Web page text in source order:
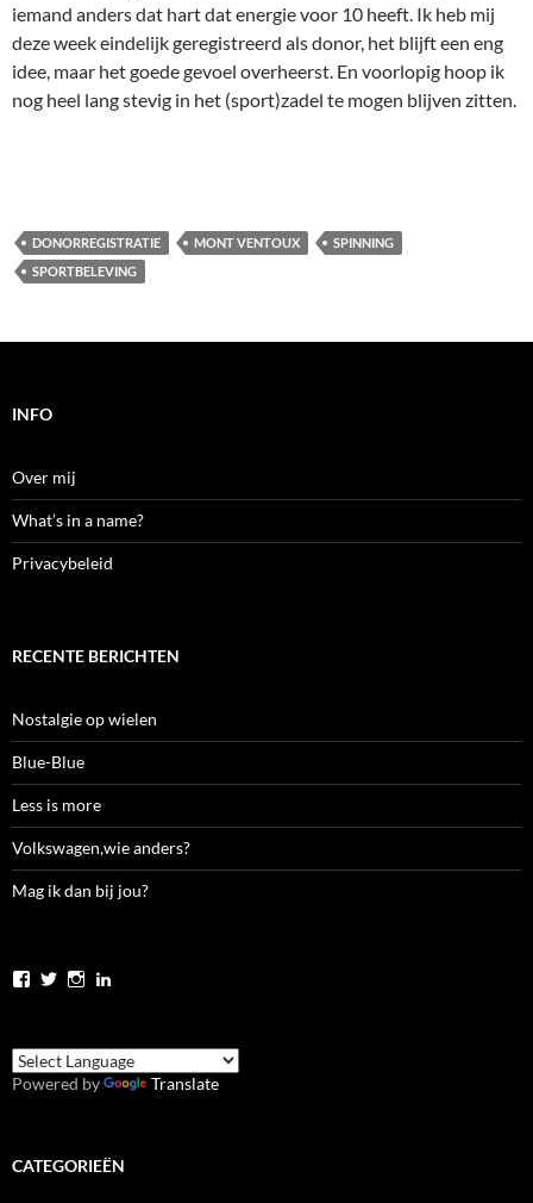
iemand anders dat hart dat energie voor 10 heeft. Ik heb mij
deze week eindelijk geregistreerd als donor, het blijft een eng
idee, maar het goede gevoel overheerst. En voorlopig hoop ik
nog heel lang stevig in het (sport)zadel te mogen blijven zitten.
DONORREGISTRATIE MONT VENTOUX
SPINNING
SPORTBELEVING
INFO
Over mij
What’s in a name?
Privacybeleid
RECENTE BERICHTEN
Nostalgie op wielen
Blue-Blue
Less is more
Volkswagen,wie anders?
Mag ik dan bij jou?
Bekijk
jolanda.zwier.5
op
Facebook
Bekijk
JolandaZwier
op
Twitter
Bekijk
jolandazwier
op
Instagram
jolandazwier
op
LinkedIn
Powered by Translate
CATEGORIEËN